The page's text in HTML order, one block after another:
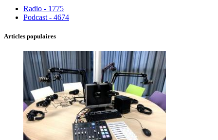
Radio - 1775
Podcast - 4674
Articles populaires